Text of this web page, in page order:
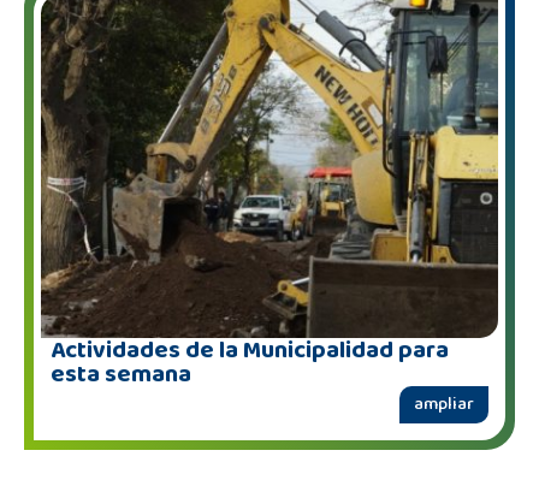
Actividades de la Municipalidad para
esta semana
ampliar